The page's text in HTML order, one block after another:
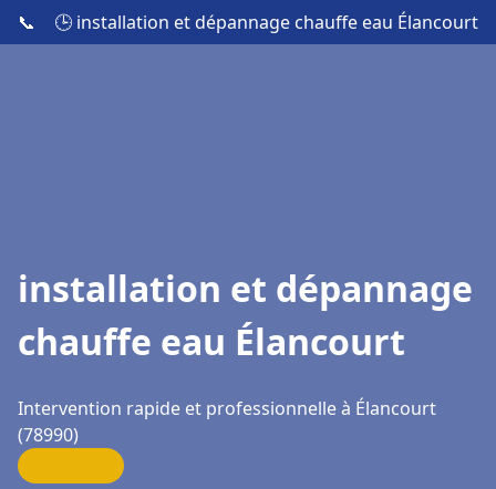
📞 🕒 installation et dépannage chauffe eau Élancourt
installation et dépannage
chauffe eau Élancourt
Intervention rapide et professionnelle à Élancourt
(78990)